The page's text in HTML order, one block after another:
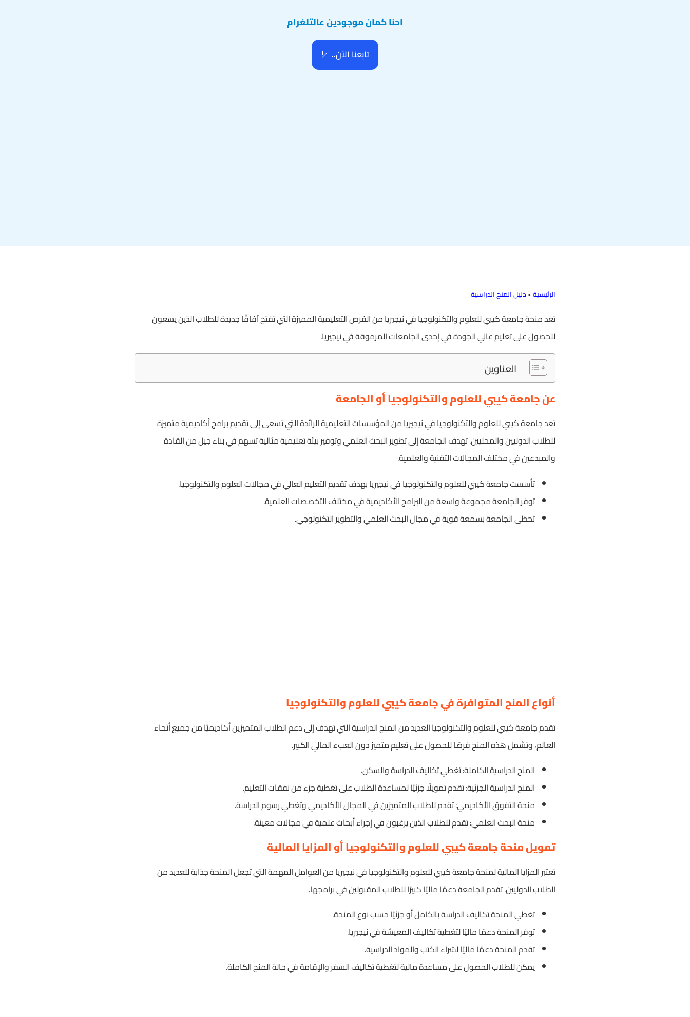
احنا كمان موجودين عالتلغرام
تابعنا الآن..
الرئيسية•دليل المنح الدراسية
تعد منحة جامعة كيبي للعلوم والتكنولوجيا في نيجيريا من الفرص التعليمية المميزة التي تفتح آفاقًا جديدة للطلاب الذين يسعون
للحصول على تعليم عالي الجودة في إحدى الجامعات المرموقة في نيجيريا.
العناوين
عن جامعة كيبي للعلوم والتكنولوجيا أو الجامعة
تعد جامعة كيبي للعلوم والتكنولوجيا في نيجيريا من المؤسسات التعليمية الرائدة التي تسعى إلى تقديم برامج أكاديمية متميزة
للطلاب الدوليين والمحليين. تهدف الجامعة إلى تطوير البحث العلمي وتوفير بيئة تعليمية مثالية تسهم في بناء جيل من القادة
والمبدعين في مختلف المجالات التقنية والعلمية.
تأسست جامعة كيبي للعلوم والتكنولوجيا في نيجيريا بهدف تقديم التعليم العالي في مجالات العلوم والتكنولوجيا.
توفر الجامعة مجموعة واسعة من البرامج الأكاديمية في مختلف التخصصات العلمية.
تحظى الجامعة بسمعة قوية في مجال البحث العلمي والتطوير التكنولوجي.
أنواع المنح المتوافرة في جامعة كيبي للعلوم والتكنولوجيا
تقدم جامعة كيبي للعلوم والتكنولوجيا العديد من المنح الدراسية التي تهدف إلى دعم الطلاب المتميزين أكاديميًا من جميع أنحاء
العالم، وتشمل هذه المنح فرصًا للحصول على تعليم متميز دون العبء المالي الكبير.
المنح الدراسية الكاملة: تغطي تكاليف الدراسة والسكن.
المنح الدراسية الجزئية: تقدم تمويلًا جزئيًا لمساعدة الطلاب على تغطية جزء من نفقات التعليم.
منحة التفوق الأكاديمي: تقدم للطلاب المتميزين في المجال الأكاديمي وتغطي رسوم الدراسة.
منحة البحث العلمي: تقدم للطلاب الذين يرغبون في إجراء أبحاث علمية في مجالات معينة.
تمويل منحة جامعة كيبي للعلوم والتكنولوجيا أو المزايا المالية
تعتبر المزايا المالية لمنحة جامعة كيبي للعلوم والتكنولوجيا في نيجيريا من العوامل المهمة التي تجعل المنحة جذابة للعديد من
الطلاب الدوليين. تقدم الجامعة دعمًا ماليًا كبيرًا للطلاب المقبولين في برامجها.
تغطي المنحة تكاليف الدراسة بالكامل أو جزئيًا حسب نوع المنحة.
توفر المنحة دعمًا ماليًا لتغطية تكاليف المعيشة في نيجيريا.
تقدم المنحة دعمًا ماليًا لشراء الكتب والمواد الدراسية.
يمكن للطلاب الحصول على مساعدة مالية لتغطية تكاليف السفر والإقامة في حالة المنح الكاملة.